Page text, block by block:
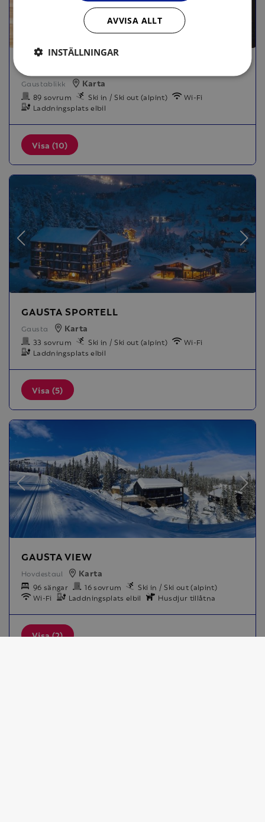
Gaustablikk Karta
89 sovrum Ski in / Ski out (alpint)
Wi-Fi
Laddningsplats elbil
Visa (10)
GAUSTA SPORTELL
Gausta Karta
33 sovrum Ski in / Ski out (alpint)
Wi-Fi
Laddningsplats elbil
Visa (5)
GAUSTA VIEW
Hovdestaul Karta
96 sängar 16 sovrum
Ski in / Ski out (alpint)
Wi-Fi
Laddningsplats elbil Husdjur tillåtna
Visa (2) Leaflet OpenStreetMap
AVVISA ALLT
INSTÄLLNINGAR